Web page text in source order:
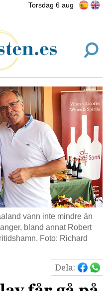
Torsdag 6 aug
vann inte mindre än
bland annat Robert
Foto: Richard
Dela: